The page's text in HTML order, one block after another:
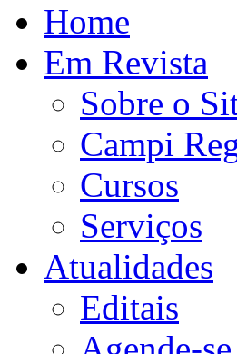
Home
Em Revista
Sobre o
Campi
Cursos
Serviços
Atualidades
Editais